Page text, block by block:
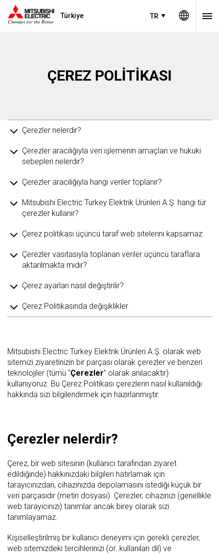
Türkiye TR
ÇEREZ POLİTİKASI
Çerezler nelerdir?
Çerezler aracılığıyla veri işlemenin amaçları ve hukuki
sebepleri nelerdir?
Çerezler aracılığıyla hangi veriler toplanır?
Mitsubishi Electric Turkey Elektrik Ürünleri A.Ş. hangi tür
çerezler kullanır?
Çerez politikası üçüncü taraf web sitelerini kapsamaz
Çerezler vasıtasıyla toplanan veriler üçüncü taraflara
aktarılmakta mıdır?
Çerez ayarları nasıl değiştirilir?
Çerez Politikasında değişiklikler
Mitsubishi Electric Turkey Elektrik Ürünleri A.Ş. olarak web
sitemizi ziyaretinizin bir parçası olarak çerezler ve benzeri
teknolojiler (tümü “Çerezler” olarak anılacaktır)
kullanıyoruz. Bu Çerez Politikası çerezlerin nasıl kullanıldığı
hakkında sizi bilgilendirmek için hazırlanmıştır.
Çerezler nelerdir?
Çerez, bir web sitesinin (kullanıcı tarafından ziyaret
edildiğinde) hakkınızdaki bilgileri hatırlamak için
tarayıcınızdan, cihazınızda depolamasını istediği küçük bir
veri parçasıdır (metin dosyası). Çerezler, cihazınızı (genellikle
web tarayıcınızı) tanımlar ancak birey olarak sizi
tanımlayamaz.
Kişiselleştirilmiş bir kullanıcı deneyimi için gerekli çerezler,
web sitemizdeki tercihlerinizi (ör. kullanılan dil) ve